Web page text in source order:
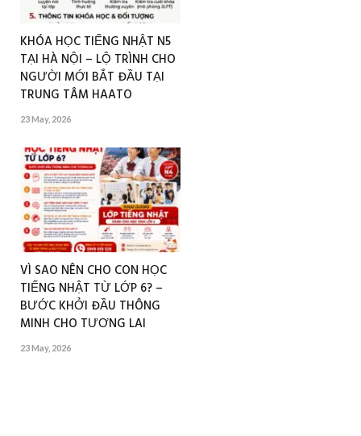
KHÓA HỌC TIẾNG NHẬT N5
TẠI HÀ NỘI – LỘ TRÌNH CHO
NGƯỜI MỚI BẮT ĐẦU TẠI
TRUNG TÂM HAATO
23 May, 2026
VÌ SAO NÊN CHO CON HỌC
TIẾNG NHẬT TỪ LỚP 6? –
BƯỚC KHỞI ĐẦU THÔNG
MINH CHO TƯƠNG LAI
23 May, 2026